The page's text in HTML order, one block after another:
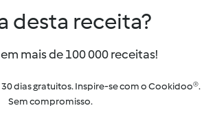
desta receita?
mais de 100 000 receitas!
30 dias gratuitos. Inspire-se com o Cookidoo®.
Sem compromisso.